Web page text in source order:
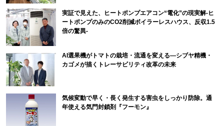
実証で見えた、ヒートポンプエアコン“電化”の現実解-ヒ
ートポンプのみのCO2削減ボイラーレスハウス、反収1.5
倍の驚異-
AI選果機がトマトの栽培・流通を変える―シブヤ精機・
カゴメが描くトレーサビリティ改革の未来
気候変動で早く・長く発生する害虫をしっかり防除。通
年使える気門封鎖剤『フーモン』